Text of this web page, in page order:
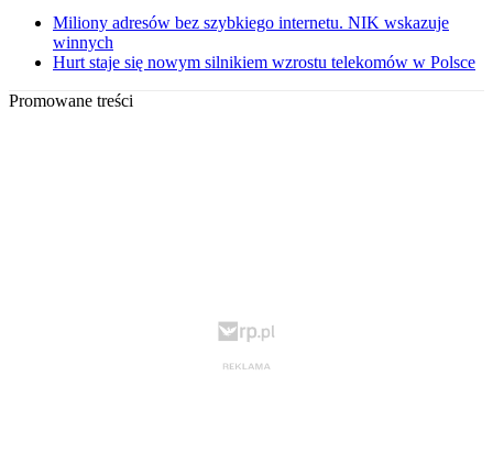
Miliony adresów bez szybkiego internetu. NIK wskazuje
winnych
Hurt staje się nowym silnikiem wzrostu telekomów w Polsce
Promowane treści